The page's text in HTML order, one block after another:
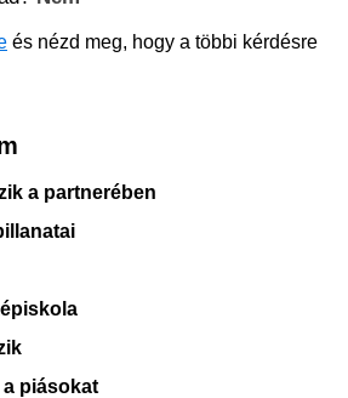
és nézd meg, hogy a többi kérdésre
a partnerében
a piásokat